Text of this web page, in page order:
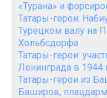
«Турана» и
Татары-герои:
Турецком валу на
Хольбсдорфа
Татары-герои:
Ленинграда в 1944
Татары-герои из
Баширов,